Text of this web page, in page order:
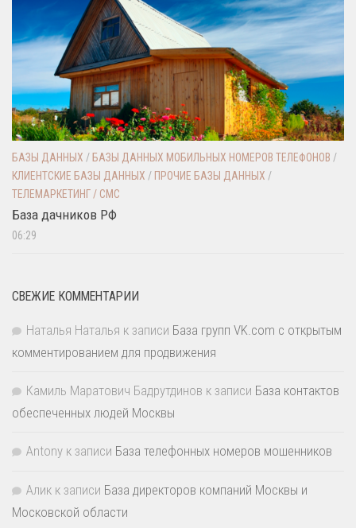
БАЗЫ ДАННЫХ / БАЗЫ ДАННЫХ МОБИЛЬНЫХ НОМЕРОВ ТЕЛЕФОНОВ /
КЛИЕНТСКИЕ БАЗЫ ДАННЫХ / ПРОЧИЕ БАЗЫ ДАННЫХ /
ТЕЛЕМАРКЕТИНГ / СМС
База дачников РФ
06:29
СВЕЖИЕ КОММЕНТАРИИ
Наталья Наталья к записи База групп VK.com с открытым
комментированием для продвижения
Камиль Маратович Бадрутдинов к записи База контактов
обеспеченных людей Москвы
Antony к записи База телефонных номеров мошенников
Алик к записи База директоров компаний Москвы и
Московской области